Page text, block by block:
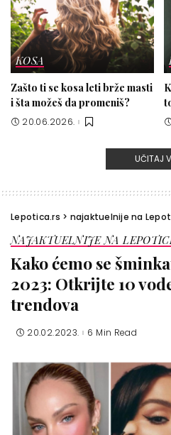
KOSA
Zašto ti se kosa leti brže masti
i šta možeš da promeniš?
20.06.2026.
UČITAJ
Lepotica.rs > najaktuelnije na
NAJAKTUELNIJE NA
Kako ćemo se
2023: Otkrijte 10
trendova
20.02.2023. 6 Min Read